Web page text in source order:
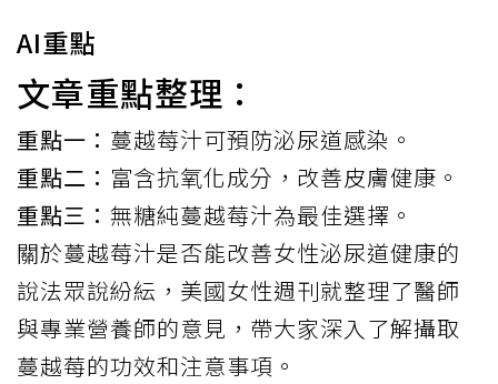
AI重點
文章重點整理：
重點一： 蔓越莓汁可預防泌尿道感染。
重點二： 富含抗氧化成分，改善皮膚健康。
重點三： 無糖純蔓越莓汁為最佳選擇。
關於蔓越莓汁是否能改善女性泌尿道健康的
說法眾說紛紜， 美國女性週刊就整理了醫師
與專業營養師的意見，帶大家深入了解攝取
蔓越莓的功效和注意事項。